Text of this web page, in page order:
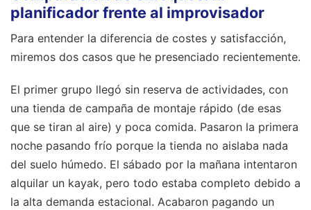
planificador frente al improvisador
Para entender la diferencia de costes y satisfacción,
miremos dos casos que he presenciado recientemente.
El primer grupo llegó sin reserva de actividades, con
una tienda de campaña de montaje rápido (de esas
que se tiran al aire) y poca comida. Pasaron la primera
noche pasando frío porque la tienda no aislaba nada
del suelo húmedo. El sábado por la mañana intentaron
alquilar un kayak, pero todo estaba completo debido a
la alta demanda estacional. Acabaron pagando un